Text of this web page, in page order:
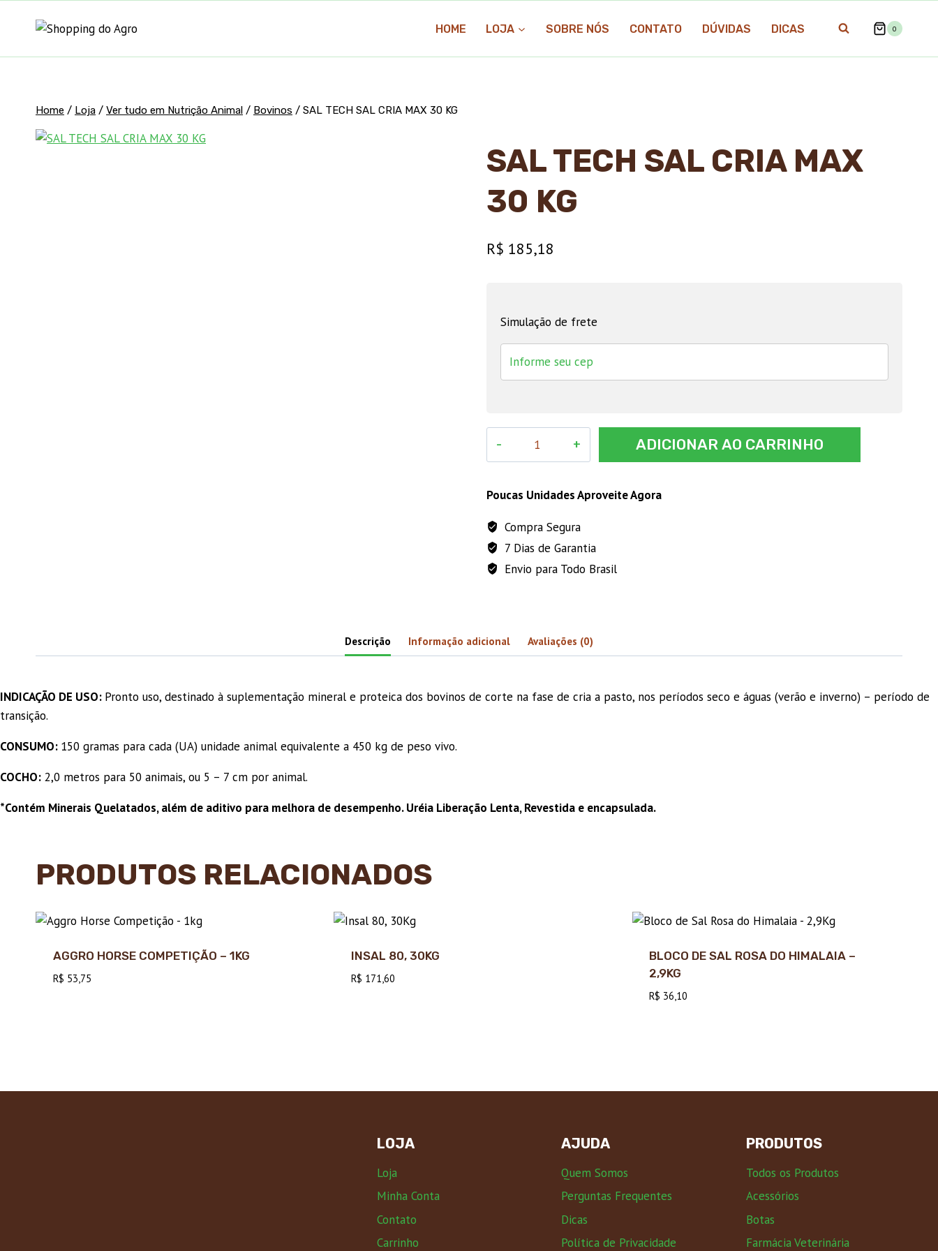
HOME LOJA SOBRE NÓS CONTATO DÚVIDAS DICAS 0
Home / Loja / Ver tudo em Nutrição Animal / Bovinos / SAL TECH SAL CRIA MAX 30 KG
SAL TECH SAL CRIA MAX
30 KG
R$ 185,18
Simulação de frete
CRIA
30
KG
quantidade
ADICIONAR AO CARRINHO
Poucas Unidades Aproveite Agora
Compra Segura
7 Dias de Garantia
Envio para Todo Brasil
Descrição Informação adicional Avaliações (0)
INDICAÇÃO DE USO: Pronto uso, destinado à suplementação mineral e proteica dos bovinos de corte na fase de cria a pasto, nos períodos seco e águas (verão e inverno) – período de
transição.
CONSUMO: 150 gramas para cada (UA) unidade animal equivalente a 450 kg de peso vivo.
COCHO: 2,0 metros para 50 animais, ou 5 – 7 cm por animal.
*Contém Minerais Quelatados, além de aditivo para melhora de desempenho. Uréia Liberação Lenta, Revestida e encapsulada.
PRODUTOS RELACIONADOS
AGGRO HORSE COMPETIÇÃO – 1KG
R$ 53,75
INSAL 80, 30KG
R$ 171,60
BLOCO DE SAL ROSA DO HIMALAIA –
2,9KG
R$ 36,10
LOJA
Loja
Minha Conta
Contato
Carrinho
AJUDA
Quem Somos
Perguntas Frequentes
Dicas
Política de Privacidade
PRODUTOS
Todos os Produtos
Acessórios
Botas
Farmácia Veterinária